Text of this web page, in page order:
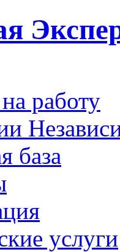
работу
база
услуги